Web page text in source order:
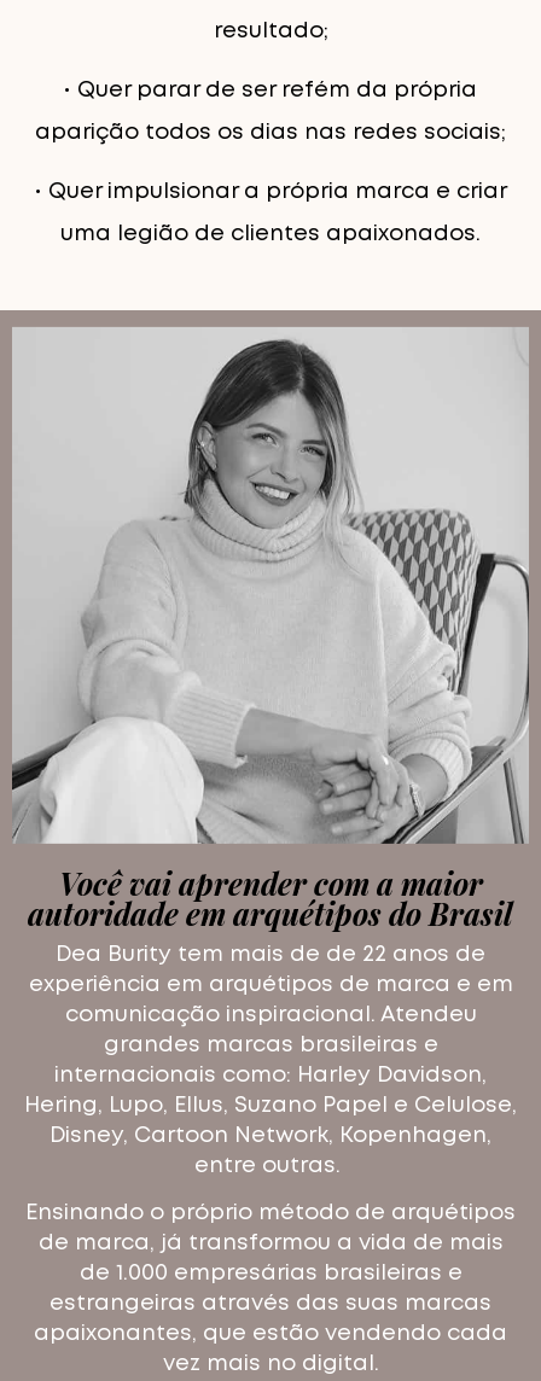
resultado;
• Quer parar de ser refém da própria
aparição todos os dias nas redes sociais;
• Quer impulsionar a própria marca e criar
uma legião de clientes apaixonados.
Você vai aprender com a maior
autoridade em arquétipos do Brasil
Dea Burity tem mais de de 22 anos de
experiência em arquétipos de marca e em
comunicação inspiracional. Atendeu
grandes marcas brasileiras e
internacionais como: Harley Davidson,
Hering, Lupo, Ellus, Suzano Papel e Celulose,
Disney, Cartoon Network, Kopenhagen,
entre outras.
Ensinando o próprio método de arquétipos
de marca, já transformou a vida de mais
de 1.000 empresárias brasileiras e
estrangeiras através das suas marcas
apaixonantes, que estão vendendo cada
vez mais no digital.